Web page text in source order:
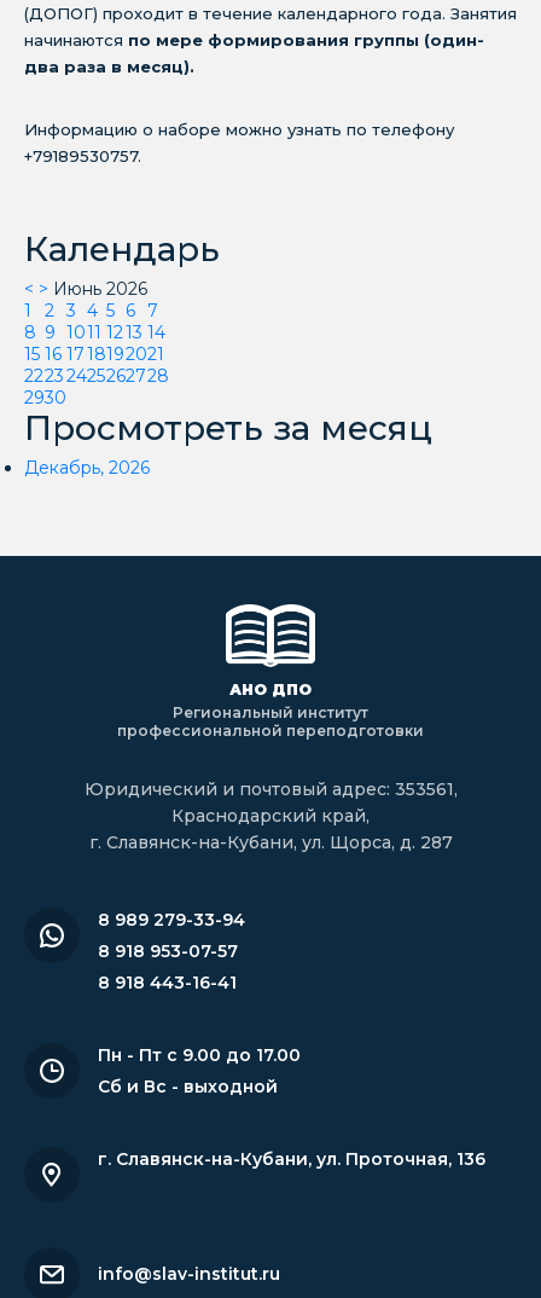
Календарь
< > Июнь 2026
1
2 3 4 5 6
7
8 9 1011 1213 14
15 16 1718192021
22232425262728
2930
Просмотреть за месяц
Декабрь, 2026
(ДОПОГ) проходит в течение календарного года. Занятия
начинаются по мере формирования группы (один-
два раза в месяц).
Информацию о наборе можно узнать по телефону
+79189530757.
АНО ДПО
Региональный институт
профессиональной переподготовки
Юридический и почтовый адрес: 353561,
Краснодарский край,
г. Славянск-на-Кубани, ул. Щорса, д. 287
8 989 279-33-94
8 918 953-07-57
8 918 443-16-41
Пн - Пт с 9.00 до 17.00
Сб и Вс - выходной
г. Славянск-на-Кубани, ул. Проточная, 136
info@slav-institut.ru